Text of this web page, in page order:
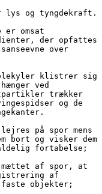
lys og tyngdekraft.
der opfattes
over
ved
trækker
og de
bort og visker dem
fortabelse;
af
faste objekter;